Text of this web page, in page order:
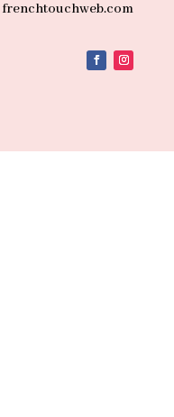
frenchtouchweb.com